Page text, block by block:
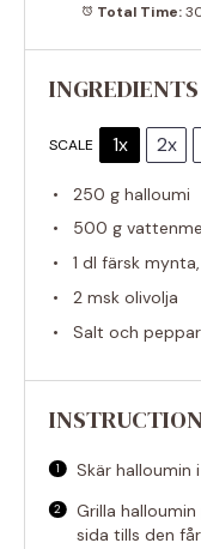
Total Time:
INGREDIENTS
SCALE 1x 2x
250 g halloumi
500 g
1 dl färsk
2 msk olivolja
Salt och
Skär halloumin
Grilla
sida tills den